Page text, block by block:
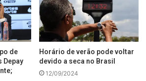
de
Depay
Horário de verão pode voltar
devido a seca no Brasil
12/09/2024